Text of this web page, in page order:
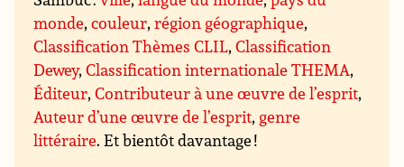
monde,couleur,région géographique,
Classification Thèmes CLIL,Classification
Dewey,Classification internationale THEMA,
Éditeur,Contributeur à une œuvre de l’esprit,
Auteur d’une œuvre de l’esprit, genre
littéraire. Et bientôt davantage !